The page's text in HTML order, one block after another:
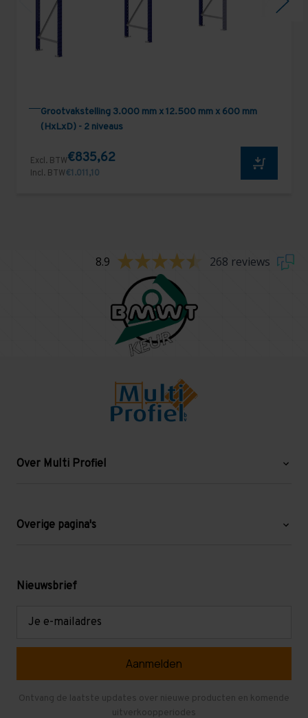
Grootvakstelling 3.000 mm x 12.500 mm x 600 mm
(HxLxD) - 2 niveaus
Excl. BTW€835,62
Incl. BTW€1.011,10
8.9 268 reviews
Over Multi Profiel
Blog
Levering en afhalen
Overige pagina's
Mezzanine
Gebruikte entresolvloeren
Nieuwsbrief
Ontvang de laatste updates over nieuwe producten en komende
uitverkoopperiodes